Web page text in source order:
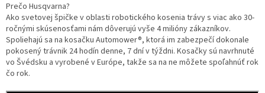
Prečo Husqvarna?
Ako svetovej špičke v oblasti robotického kosenia trávy s viac ako 30-
ročnými skúsenosťami nám dôverujú vyše 4 milióny zákazníkov.
Spoliehajú sa na kosačku Automower®, ktorá im zabezpečí dokonale
pokosený trávnik 24 hodín denne, 7 dní v týždni. Kosačky sú navrhnuté
vo Švédsku a vyrobené v Európe, takže sa na ne môžete spoľahnúť rok
čo rok.